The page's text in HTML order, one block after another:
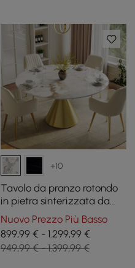
+10
Tavolo da pranzo rotondo
in pietra sinterizzata da
1350 mm con base in oro
spazzolato per 4-6 persone
Nuovo Prezzo Più Basso
899,99 € - 1.299,99 €
949,99 € - 1.399,99 €